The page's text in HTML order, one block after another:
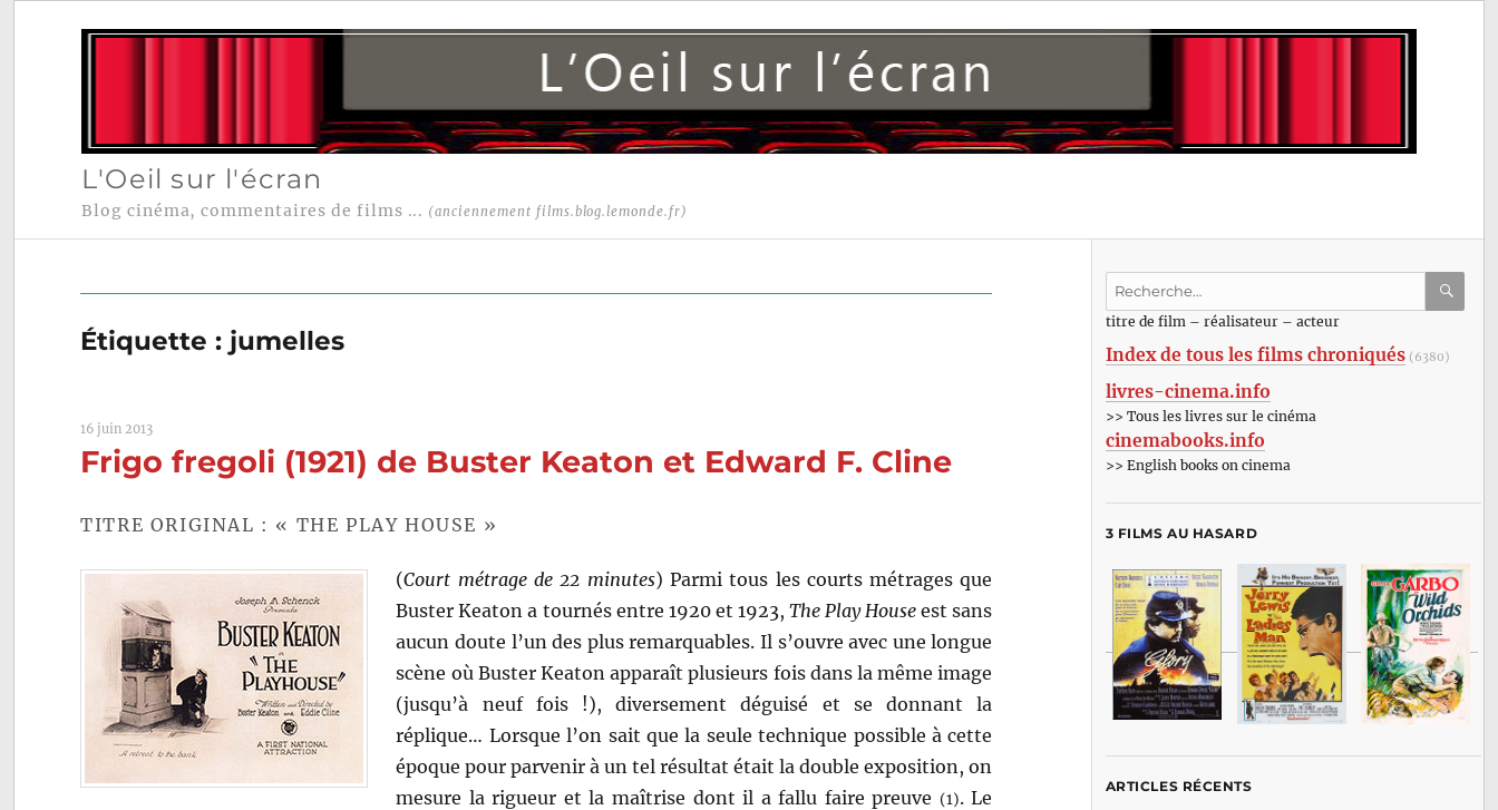
L'Oeil sur l'écran
Blog cinéma, commentaires de films ... (anciennement films.blog.lemonde.fr)
Étiquette : jumelles
16 juin 2013
Frigo fregoli (1921) de Buster Keaton et Edward F. Cline
TITRE ORIGINAL : « THE PLAY HOUSE »
(Court métrage de 22 minutes) Parmi tous les courts métrages que
Buster Keaton a tournés entre 1920 et 1923,The Play House est sans
aucun doute l’un des plus remarquables. Il s’ouvre avec une longue
scène où Buster Keaton apparaît plusieurs fois dans la même image
(jusqu’à neuf fois !), diversement déguisé et se donnant la
réplique… Lorsque l’on sait que la seule technique possible à cette
époque pour parvenir à un tel résultat était la double exposition, on
mesure la rigueur et la maîtrise dont il a fallu faire preuve (1). Le
Recherche
:titre de film – réalisateur – acteur
Index de tous les films chroniqués (6380)
livres-cinema.info
>> Tous les livres sur le cinéma
cinemabooks.info
>> English books on cinema
3 FILMS AU HASARD
ARTICLES RÉCENTS